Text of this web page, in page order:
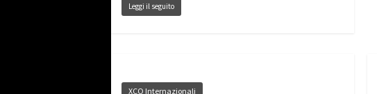
Leggi il seguito
XCO Internazionali